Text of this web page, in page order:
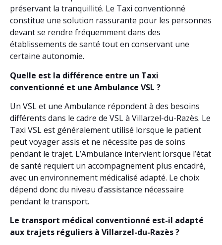
préservant la tranquillité. Le Taxi conventionné
constitue une solution rassurante pour les personnes
devant se rendre fréquemment dans des
établissements de santé tout en conservant une
certaine autonomie.
Quelle est la différence entre un Taxi
conventionné et une Ambulance VSL ?
Un VSL et une Ambulance répondent à des besoins
différents dans le cadre de VSL à Villarzel-du-Razès. Le
Taxi VSL est généralement utilisé lorsque le patient
peut voyager assis et ne nécessite pas de soins
pendant le trajet. L’Ambulance intervient lorsque l’état
de santé requiert un accompagnement plus encadré,
avec un environnement médicalisé adapté. Le choix
dépend donc du niveau d’assistance nécessaire
pendant le transport.
Le transport médical conventionné est-il adapté
aux trajets réguliers à Villarzel-du-Razès ?